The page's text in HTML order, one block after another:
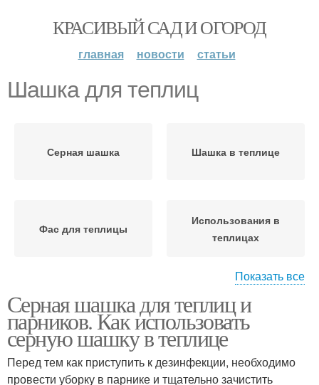
КРАСИВЫЙ САД И ОГОРОД
главная новости статьи
Шашка для теплиц
Серная шашка Шашка в теплице
Фас для теплицы
Использования в
теплицах
Шашки в теплице
Показать все
Серная шашка для теплиц и
парников. Как использовать
серную шашку в теплице
Перед тем как приступить к дезинфекции, необходимо
провести уборку в парнике и тщательно зачистить